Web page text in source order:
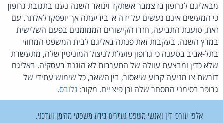
מבאליגם לגרופון בדצמבר אשתקד וינואר השנה נענו בתגובת גרופון
כי המעשים אינם נעשים על ידה או בידיעתה אך יופסקו לאלתר. עם
זאת, טוענת התביעה, חזרו הקישורים הממומנים בפעם השלישית
במרץ השנה. בעקבות זאת פנתה באליגם לבית המשפט המחוזי
בתל-אביב בטענה כי גרופון פועלת לניצול המוניטין שלה, מתעשרת
שלא כדין ומבצעת עוולה של התערבות לא הוגנת בעסקיה. באליגם
דורשת צו מניעה קבוע שיאסור, בין השאר, כל שימוש עתידי של
גרופר בסימני המסחר שלה וכן פיצויים. מקור: גלובס.
אלפי עורכי דין ואנשי משפט נעזרים בידע משפטי מהימן ועדכני.